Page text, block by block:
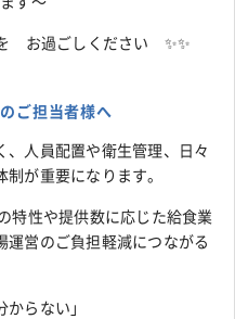
お過ごしください ✨✨
ご担当者様へ
人員配置や衛生管理、日々
が重要になります。
特性や提供数に応じた給食業
営のご負担軽減につながる
らない」